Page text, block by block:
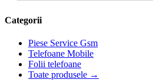
Categorii
Piese Service Gsm
Telefoane Mobile
Folii telefoane
Toate produsele →